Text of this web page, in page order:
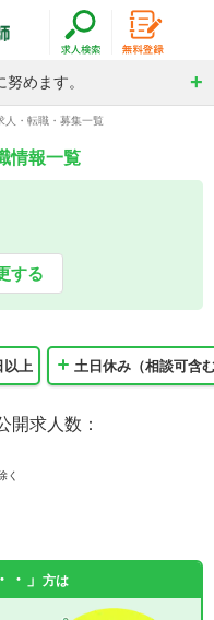
めます。
・転職・募集一覧
情報一覧
する
以上 土日休み（相談可含
開求人数：
く
」 方は